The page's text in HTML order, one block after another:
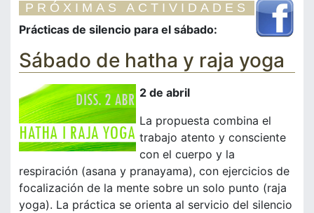
PRÓXIMAS ACTIVIDADES
Prácticas de silencio para el sábado:
Sábado de hatha y raja yoga
2 de abril
La propuesta combina el
trabajo atento y consciente
con el cuerpo y la
respiración (asana y pranayama), con ejercicios de
focalización de la mente sobre un solo punto (raja
yoga). La práctica se orienta al servicio del silencio